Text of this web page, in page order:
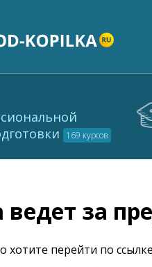
169 курсов
ведет за
хотите перейти по